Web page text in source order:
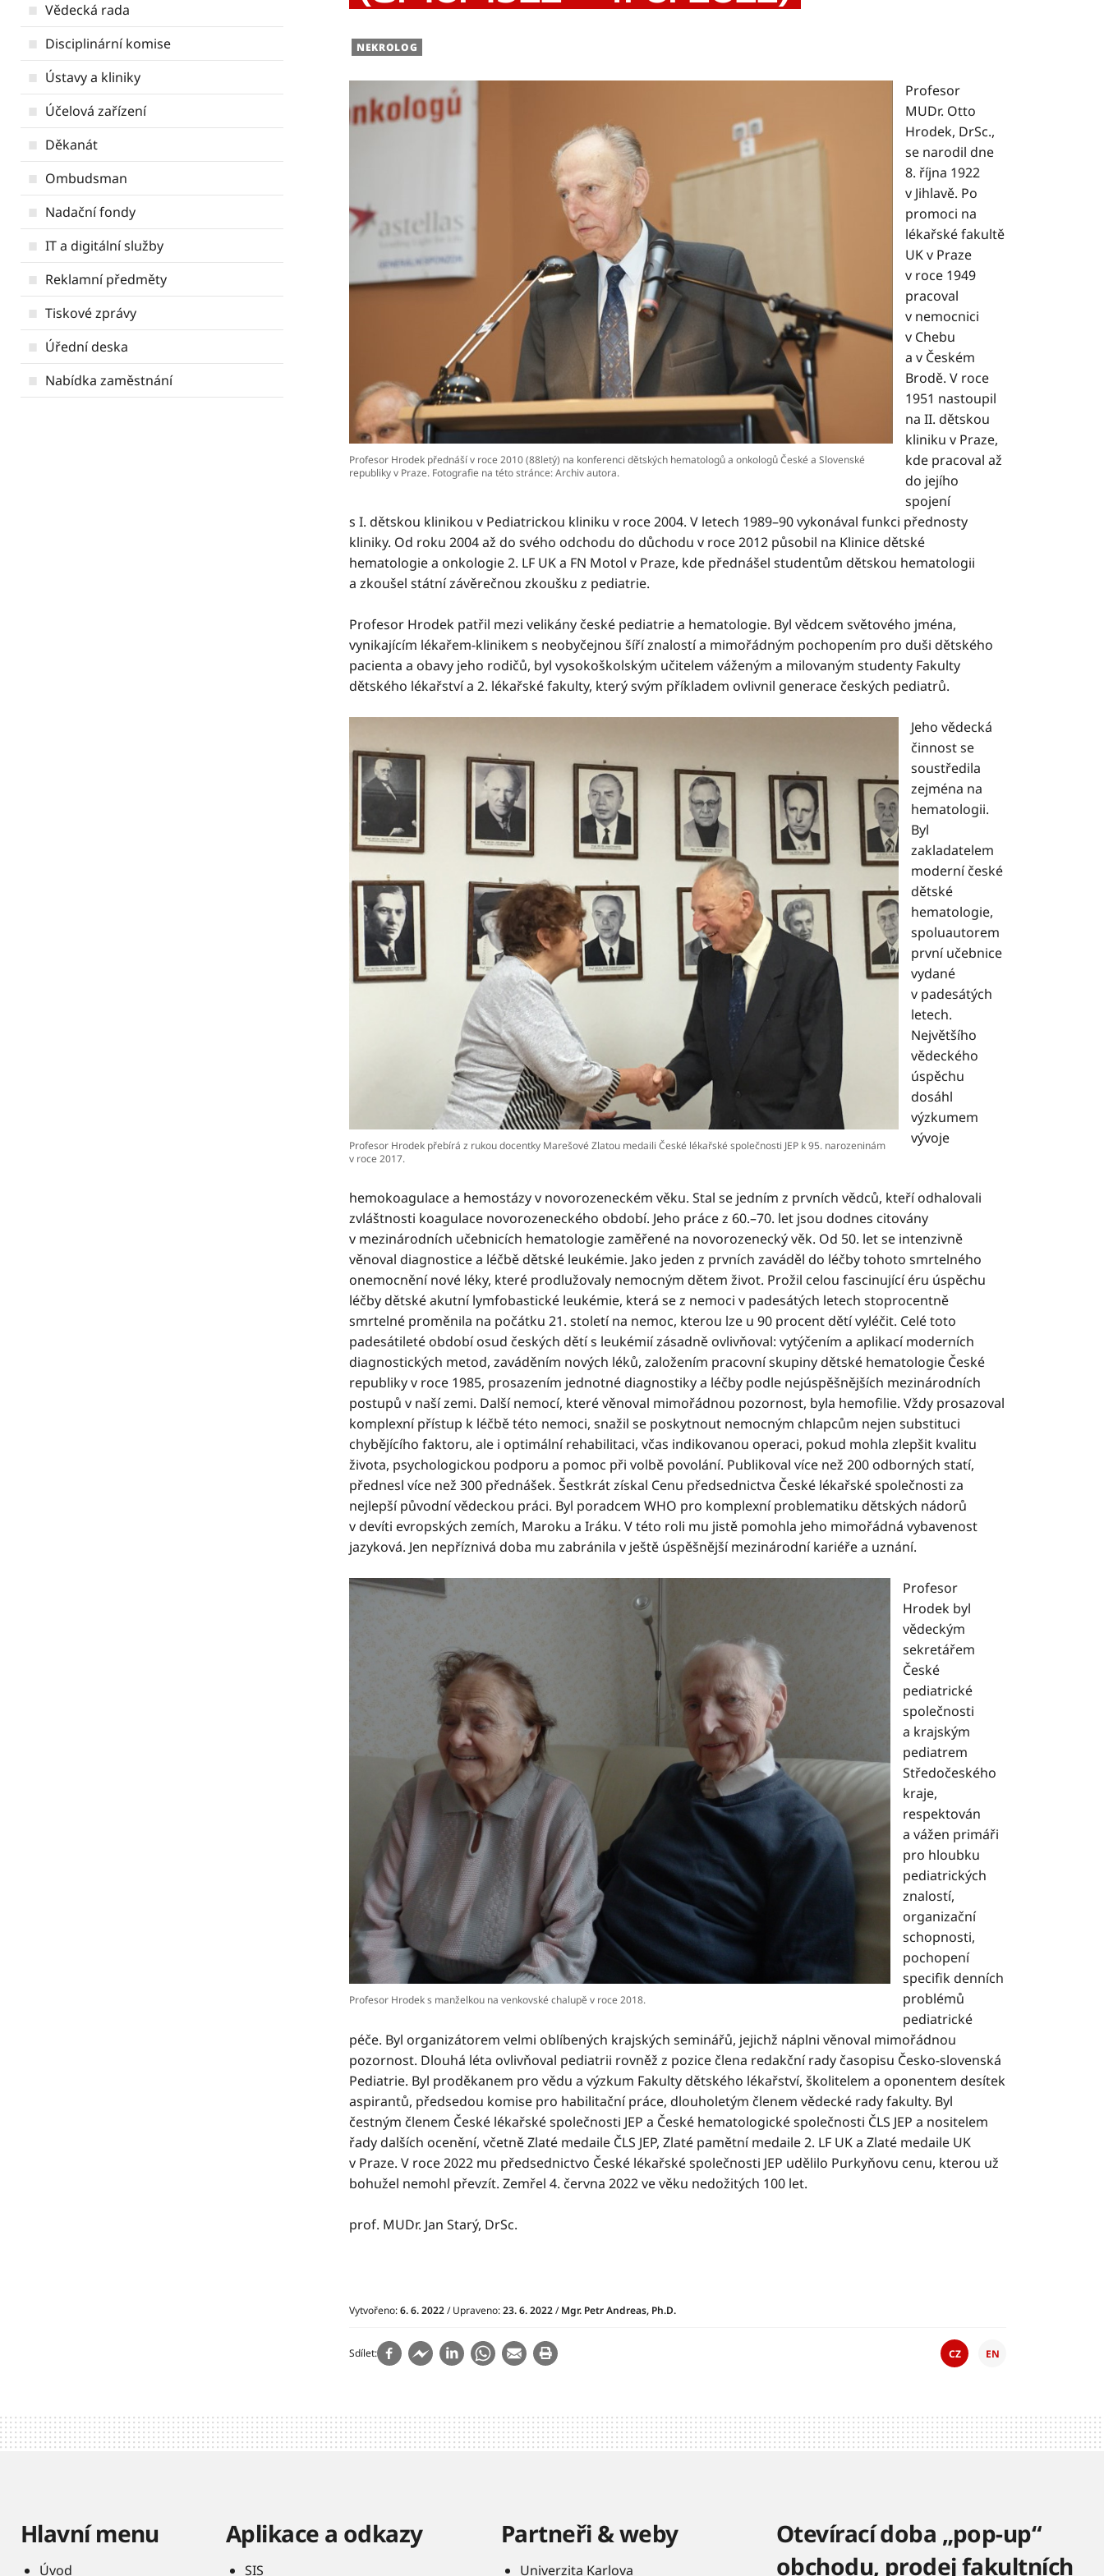
Vědecká rada
Disciplinární komise
Ústavy a kliniky
Účelová zařízení
Děkanát
Ombudsman
Nadační fondy
IT a digitální služby
Reklamní předměty
Tiskové zprávy
Úřední deska
Nabídka zaměstnání
NEKROLOG
Profesor Hrodek přednáší v roce 2010 (88letý) na konferenci dětských hematologů a onkologů České a Slovenské
republiky v Praze. Fotografie na této stránce: Archiv autora.
Profesor
MUDr. Otto
Hrodek, DrSc.,
se narodil dne
8. října 1922
v Jihlavě. Po
promoci na
lékařské fakultě
UK v Praze
v roce 1949
pracoval
v nemocnici
v Chebu
a v Českém
Brodě. V roce
1951 nastoupil
na II. dětskou
kliniku v Praze,
kde pracoval až
do jejího
spojení
s I. dětskou klinikou v Pediatrickou kliniku v roce 2004. V letech 1989–90 vykonával funkci přednosty
kliniky. Od roku 2004 až do svého odchodu do důchodu v roce 2012 působil na Klinice dětské
hematologie a onkologie 2. LF UK a FN Motol v Praze, kde přednášel studentům dětskou hematologii
a zkoušel státní závěrečnou zkoušku z pediatrie.
Profesor Hrodek patřil mezi velikány české pediatrie a hematologie. Byl vědcem světového jména,
vynikajícím lékařem-klinikem s neobyčejnou šíří znalostí a mimořádným pochopením pro duši dětského
pacienta a obavy jeho rodičů, byl vysokoškolským učitelem váženým a milovaným studenty Fakulty
dětského lékařství a 2. lékařské fakulty, který svým příkladem ovlivnil generace českých pediatrů.
Profesor Hrodek přebírá z rukou docentky Marešové Zlatou medaili České lékařské společnosti JEP k 95. narozeninám
v roce 2017.
​Jeho vědecká
činnost se
soustředila
zejména na
hematologii.
Byl
zakladatelem
moderní české
dětské
hematologie,
spoluautorem
první učebnice
vydané
v padesátých
letech.
Největšího
vědeckého
úspěchu
dosáhl
výzkumem
vývoje
hemokoagulace a hemostázy v novorozeneckém věku. Stal se jedním z prvních vědců, kteří odhalovali
zvláštnosti koagulace novorozeneckého období. Jeho práce z 60.–70. let jsou dodnes citovány
v mezinárodních učebnicích hematologie zaměřené na novorozenecký věk. Od 50. let se intenzivně
věnoval diagnostice a léčbě dětské leukémie. Jako jeden z prvních zaváděl do léčby tohoto smrtelného
onemocnění nové léky, které prodlužovaly nemocným dětem život. Prožil celou fascinující éru úspěchu
léčby dětské akutní lymfobastické leukémie, která se z nemoci v padesátých letech stoprocentně
smrtelné proměnila na počátku 21. století na nemoc, kterou lze u 90 procent dětí vyléčit. Celé toto
padesátileté období osud českých dětí s leukémií zásadně ovlivňoval: vytýčením a aplikací moderních
diagnostických metod, zaváděním nových léků, založením pracovní skupiny dětské hematologie České
republiky v roce 1985, prosazením jednotné diagnostiky a léčby podle nejúspěšnějších mezinárodních
postupů v naší zemi. Další nemocí, které věnoval mimořádnou pozornost, byla hemofilie. Vždy prosazoval
komplexní přístup k léčbě této nemoci, snažil se poskytnout nemocným chlapcům nejen substituci
chybějícího faktoru, ale i optimální rehabilitaci, včas indikovanou operaci, pokud mohla zlepšit kvalitu
života, psychologickou podporu a pomoc při volbě povolání. Publikoval více než 200 odborných statí,
přednesl více než 300 přednášek. Šestkrát získal Cenu předsednictva České lékařské společnosti za
nejlepší původní vědeckou práci. Byl poradcem WHO pro komplexní problematiku dětských nádorů
v devíti evropských zemích, Maroku a Iráku. V této roli mu jistě pomohla jeho mimořádná vybavenost
jazyková. Jen nepříznivá doba mu zabránila v ještě úspěšnější mezinárodní kariéře a uznání.
Profesor Hrodek s manželkou na venkovské chalupě v roce 2018.
Profesor
Hrodek byl
vědeckým
sekretářem
České
pediatrické
společnosti
a krajským
pediatrem
Středočeského
kraje,
respektován
a vážen primáři
pro hloubku
pediatrických
znalostí,
organizační
schopnosti,
pochopení
specifik denních
problémů
pediatrické
péče. Byl organizátorem velmi oblíbených krajských seminářů, jejichž náplni věnoval mimořádnou
pozornost. Dlouhá léta ovlivňoval pediatrii rovněž z pozice člena redakční rady časopisu Česko-slovenská
Pediatrie. Byl proděkanem pro vědu a výzkum Fakulty dětského lékařství, školitelem a oponentem desítek
aspirantů, předsedou komise pro habilitační práce, dlouholetým členem vědecké rady fakulty. Byl
čestným členem České lékařské společnosti JEP a České hematologické společnosti ČLS JEP a nositelem
řady dalších ocenění, včetně Zlaté medaile ČLS JEP, Zlaté pamětní medaile 2. LF UK a Zlaté medaile UK
v Praze. V roce 2022 mu předsednictvo České lékařské společnosti JEP udělilo Purkyňovu cenu, kterou už
bohužel nemohl převzít. Zemřel 4. června 2022 ve věku nedožitých 100 let.
prof. MUDr. Jan Starý, DrSc.
Vytvořeno:6. 6. 2022/ Upraveno:23. 6. 2022/Mgr. Petr Andreas, Ph.D.
Sdílet CZ EN
Hlavní menu
Úvod
Aplikace a odkazy
SIS
Partneři & weby
Univerzita Karlova
Otevírací doba „pop-up“
obchodu, prodej fakultních